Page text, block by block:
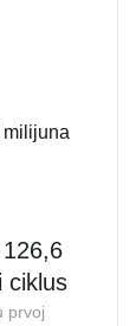
ciklus
prvoj